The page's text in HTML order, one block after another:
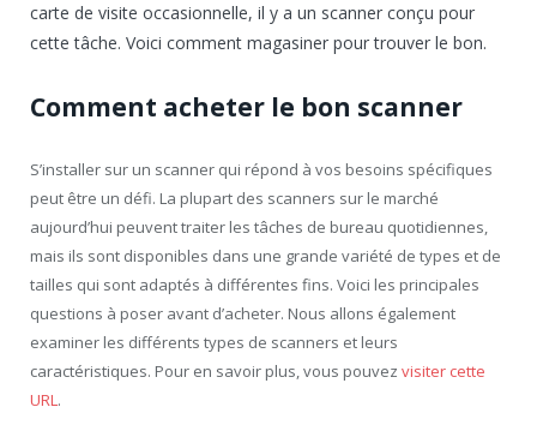
carte de visite occasionnelle, il y a un scanner conçu pour
cette tâche. Voici comment magasiner pour trouver le bon.
Comment acheter le bon scanner
S’installer sur un scanner qui répond à vos besoins spécifiques
peut être un défi. La plupart des scanners sur le marché
aujourd’hui peuvent traiter les tâches de bureau quotidiennes,
mais ils sont disponibles dans une grande variété de types et de
tailles qui sont adaptés à différentes fins. Voici les principales
questions à poser avant d’acheter. Nous allons également
examiner les différents types de scanners et leurs
caractéristiques. Pour en savoir plus, vous pouvez visiter cette
URL.